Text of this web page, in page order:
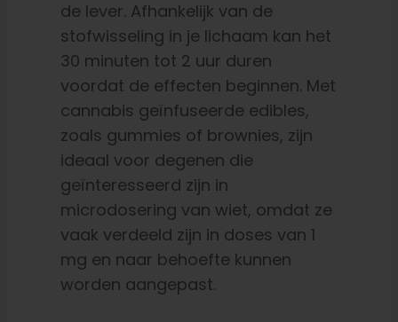
de lever. Afhankelijk van de
stofwisseling in je lichaam kan het
30 minuten tot 2 uur duren
voordat de effecten beginnen. Met
cannabis geïnfuseerde edibles,
zoals gummies of brownies, zijn
ideaal voor degenen die
geïnteresseerd zijn in
microdosering van wiet, omdat ze
vaak verdeeld zijn in doses van 1
mg en naar behoefte kunnen
worden aangepast.